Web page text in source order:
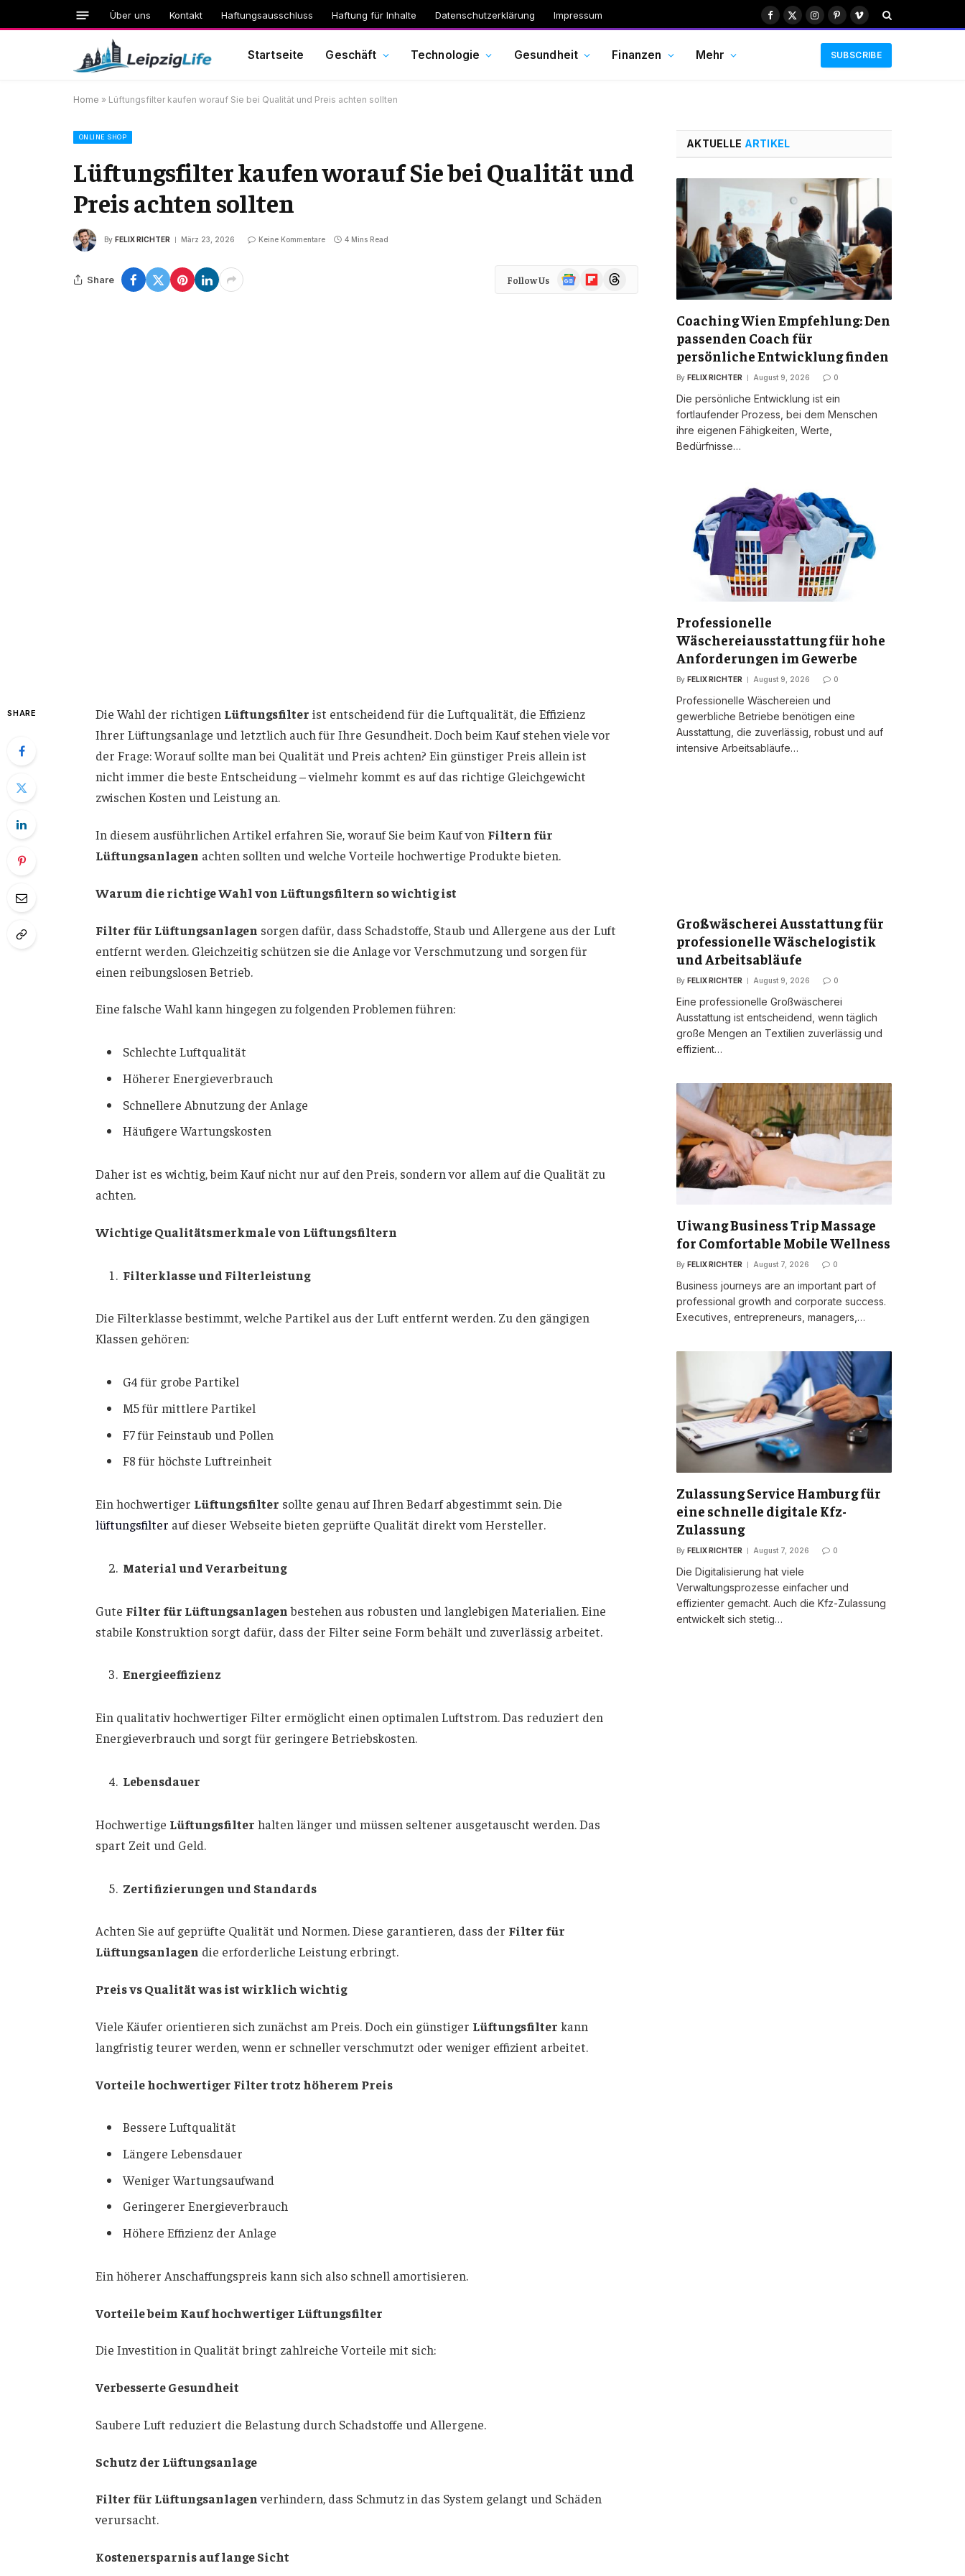
Über uns Kontakt Haftungsausschluss Haftung für Inhalte Datenschutzerklärung Impressum Facebook
X
Instagram
PinterestVimeo
Startseite Geschäft Technologie Gesundheit Finanzen Mehr SUBSCRIBE
Home » Lüftungsfilter kaufen worauf Sie bei Qualität und Preis achten sollten
ONLINE SHOP
Lüftungsfilter kaufen worauf Sie bei Qualität und
Preis achten sollten
By FELIX RICHTER März 23, 2026 Keine Kommentare 4 Mins Read
Share Follow Us
Google
News
FlipboardThreads
SHARE Die Wahl der richtigen Lüftungsfilter ist entscheidend für die Luftqualität, die Effizienz
Ihrer Lüftungsanlage und letztlich auch für Ihre Gesundheit. Doch beim Kauf stehen viele vor
der Frage: Worauf sollte man bei Qualität und Preis achten? Ein günstiger Preis allein ist
nicht immer die beste Entscheidung – vielmehr kommt es auf das richtige Gleichgewicht
zwischen Kosten und Leistung an.
In diesem ausführlichen Artikel erfahren Sie, worauf Sie beim Kauf von Filtern für
Lüftungsanlagen achten sollten und welche Vorteile hochwertige Produkte bieten.
Warum die richtige Wahl von Lüftungsfiltern so wichtig ist
Filter für Lüftungsanlagen sorgen dafür, dass Schadstoffe, Staub und Allergene aus der Luft
entfernt werden. Gleichzeitig schützen sie die Anlage vor Verschmutzung und sorgen für
einen reibungslosen Betrieb.
Eine falsche Wahl kann hingegen zu folgenden Problemen führen:
Schlechte Luftqualität
Höherer Energieverbrauch
Schnellere Abnutzung der Anlage
Häufigere Wartungskosten
Daher ist es wichtig, beim Kauf nicht nur auf den Preis, sondern vor allem auf die Qualität zu
achten.
Wichtige Qualitätsmerkmale von Lüftungsfiltern
Filterklasse und Filterleistung
Die Filterklasse bestimmt, welche Partikel aus der Luft entfernt werden. Zu den gängigen
Klassen gehören:
G4 für grobe Partikel
M5 für mittlere Partikel
F7 für Feinstaub und Pollen
F8 für höchste Luftreinheit
Ein hochwertiger Lüftungsfilter sollte genau auf Ihren Bedarf abgestimmt sein. Die
lüftungsfilter auf dieser Webseite bieten geprüfte Qualität direkt vom Hersteller.
Material und Verarbeitung
Gute Filter für Lüftungsanlagen bestehen aus robusten und langlebigen Materialien. Eine
stabile Konstruktion sorgt dafür, dass der Filter seine Form behält und zuverlässig arbeitet.
Energieeffizienz
Ein qualitativ hochwertiger Filter ermöglicht einen optimalen Luftstrom. Das reduziert den
Energieverbrauch und sorgt für geringere Betriebskosten.
Lebensdauer
Hochwertige Lüftungsfilter halten länger und müssen seltener ausgetauscht werden. Das
spart Zeit und Geld.
Zertifizierungen und Standards
Achten Sie auf geprüfte Qualität und Normen. Diese garantieren, dass der Filter für
Lüftungsanlagen die erforderliche Leistung erbringt.
Preis vs Qualität was ist wirklich wichtig
Viele Käufer orientieren sich zunächst am Preis. Doch ein günstiger Lüftungsfilter kann
langfristig teurer werden, wenn er schneller verschmutzt oder weniger effizient arbeitet.
Vorteile hochwertiger Filter trotz höherem Preis
Bessere Luftqualität
Längere Lebensdauer
Weniger Wartungsaufwand
Geringerer Energieverbrauch
Höhere Effizienz der Anlage
Ein höherer Anschaffungspreis kann sich also schnell amortisieren.
Vorteile beim Kauf hochwertiger Lüftungsfilter
Die Investition in Qualität bringt zahlreiche Vorteile mit sich:
Verbesserte Gesundheit
Saubere Luft reduziert die Belastung durch Schadstoffe und Allergene.
Schutz der Lüftungsanlage
Filter für Lüftungsanlagenverhindern, dass Schmutz in das System gelangt und Schäden
verursacht.
Kostenersparnis auf lange Sicht
AKTUELLE ARTIKEL
Coaching Wien Empfehlung: Den
passenden Coach für
persönliche Entwicklung finden
By FELIX RICHTER August 9, 2026 0
Die persönliche Entwicklung ist ein
fortlaufender Prozess, bei dem Menschen
ihre eigenen Fähigkeiten, Werte,
Bedürfnisse…
Professionelle
Wäschereiausstattung für hohe
Anforderungen im Gewerbe
By FELIX RICHTER August 9, 2026 0
Professionelle Wäschereien und
gewerbliche Betriebe benötigen eine
Ausstattung, die zuverlässig, robust und auf
intensive Arbeitsabläufe…
Großwäscherei Ausstattung für
professionelle Wäschelogistik
und Arbeitsabläufe
By FELIX RICHTER August 9, 2026 0
Eine professionelle Großwäscherei
Ausstattung ist entscheidend, wenn täglich
große Mengen an Textilien zuverlässig und
effizient…
Uiwang Business Trip Massage
for Comfortable Mobile Wellness
By FELIX RICHTER August 7, 2026 0
Business journeys are an important part of
professional growth and corporate success.
Executives, entrepreneurs, managers,…
Zulassung Service Hamburg für
eine schnelle digitale Kfz-
Zulassung
By FELIX RICHTER August 7, 2026 0
Die Digitalisierung hat viele
Verwaltungsprozesse einfacher und
effizienter gemacht. Auch die Kfz-Zulassung
entwickelt sich stetig…